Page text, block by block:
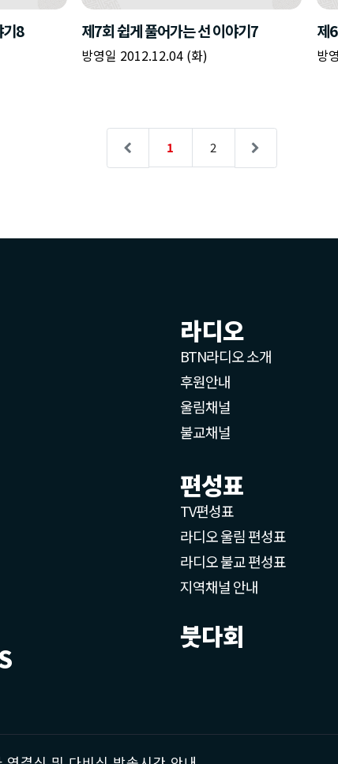
라디오
BTN라디오 소개
후원안내
울림채널
불교채널
편성표
TV편성표
라디오 울림 편성표
라디오 불교 편성표
지역채널 안내
붓다회